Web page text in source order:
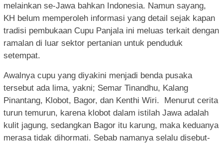
melainkan se-Jawa bahkan Indonesia. Namun sayang,
KH belum memperoleh informasi yang detail sejak kapan
tradisi pembukaan Cupu Panjala ini meluas terkait dengan
ramalan di luar sektor pertanian untuk penduduk
setempat.
Awalnya cupu yang diyakini menjadi benda pusaka
tersebut ada lima, yakni; Semar Tinandhu, Kalang
Pinantang, Klobot, Bagor, dan Kenthi Wiri. Menurut cerita
turun temurun, karena klobot dalam istilah Jawa adalah
kulit jagung, sedangkan Bagor itu karung, maka keduanya
merasa tidak dihormati. Sebab namanya selalu disebut-